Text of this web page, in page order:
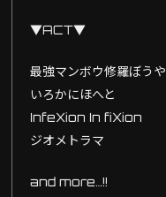
▼ACT▼
最強マンボウ修羅ぼうや
いろかにほへと
InfeXion In fiXion
ジオメトラマ
and more…!!